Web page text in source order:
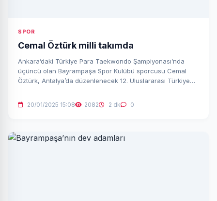
SPOR
Cemal Öztürk milli takımda
Ankara’daki Türkiye Para Taekwondo Şampiyonası’nda
üçüncü olan Bayrampaşa Spor Kulübü sporcusu Cemal
Öztürk, Antalya’da düzenlenecek 12. Uluslararası Türkiye
20/01/2025 15:08 2082 2 dk 0